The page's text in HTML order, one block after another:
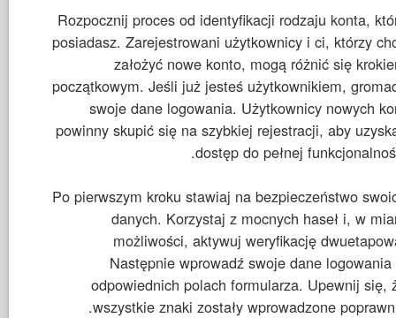
Rozpocznij proces od identyfikacji rodzaju konta,
posiadasz. Zarejestrowani użytkownicy i ci, którzy
założyć nowe konto, mogą różnić się
początkowym. Jeśli już jesteś użytkownikiem,
swoje dane logowania. Użytkownicy nowych
powinny skupić się na szybkiej rejestracji, aby
dostęp do pełnej
Po pierwszym kroku stawiaj na bezpieczeństwo
danych. Korzystaj z mocnych haseł i, w
możliwości, aktywuj weryfikację
Następnie wprowadź swoje dane logowania
odpowiednich polach formularza. Upewnij się,
wszystkie znaki zostały wprowadzone